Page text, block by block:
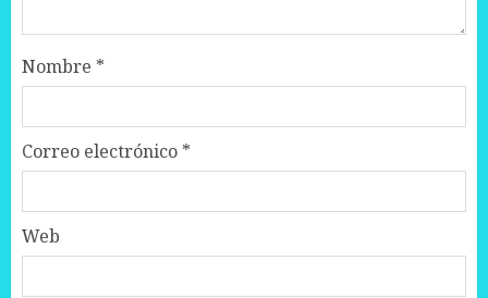
Nombre *
Correo electrónico *
Web